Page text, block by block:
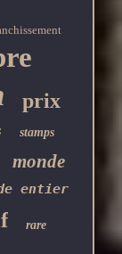
prix
stamps
monde
entier
rare